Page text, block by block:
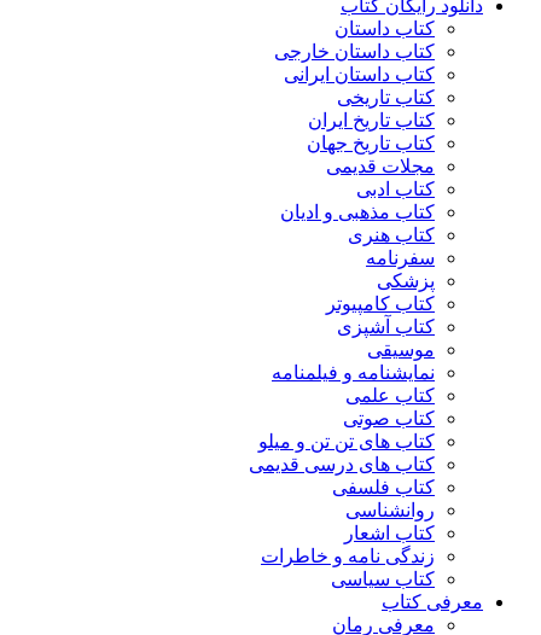
دانلود رایگان کتاب
کتاب داستان
کتاب داستان خارجی
کتاب داستان ایرانی
کتاب تاریخی
کتاب تاریخ ایران
کتاب تاریخ جهان
مجلات قدیمی
کتاب ادبی
کتاب مذهبی و ادیان
کتاب هنری
سفرنامه
پزشکی
کتاب کامپیوتر
کتاب آشپزی
موسیقی
نمایشنامه و فیلمنامه
کتاب علمی
کتاب صوتی
کتاب های تن تن و میلو
کتاب های درسی قدیمی
کتاب فلسفی
روانشناسی
کتاب اشعار
زندگی نامه و خاطرات
کتاب سیاسی
معرفی کتاب
معرفی رمان